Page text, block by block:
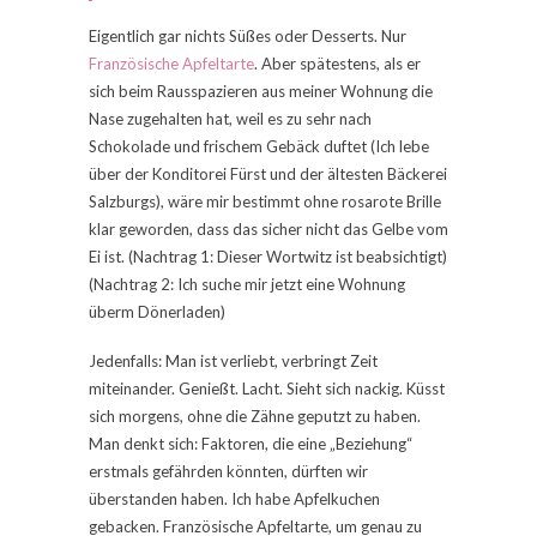
Eigentlich gar nichts Süßes oder Desserts. Nur
Französische Apfeltarte. Aber spätestens, als er
sich beim Rausspazieren aus meiner Wohnung die
Nase zugehalten hat, weil es zu sehr nach
Schokolade und frischem Gebäck duftet (Ich lebe
über der Konditorei Fürst und der ältesten Bäckerei
Salzburgs), wäre mir bestimmt ohne rosarote Brille
klar geworden, dass das sicher nicht das Gelbe vom
Ei ist. (Nachtrag 1: Dieser Wortwitz ist beabsichtigt)
(Nachtrag 2: Ich suche mir jetzt eine Wohnung
überm Dönerladen)
Jedenfalls: Man ist verliebt, verbringt Zeit
miteinander. Genießt. Lacht. Sieht sich nackig. Küsst
sich morgens, ohne die Zähne geputzt zu haben.
Man denkt sich: Faktoren, die eine „Beziehung“
erstmals gefährden könnten, dürften wir
überstanden haben. Ich habe Apfelkuchen
gebacken. Französische Apfeltarte, um genau zu